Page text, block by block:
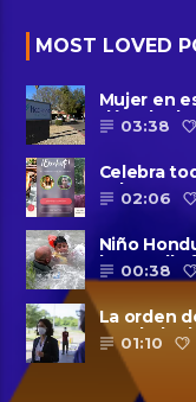
MOST LOVED
Mujer en
década da
03:38
Celebra
solteras –
02:06
Niño
la patrulla
00:38
La orden
condado
01:10